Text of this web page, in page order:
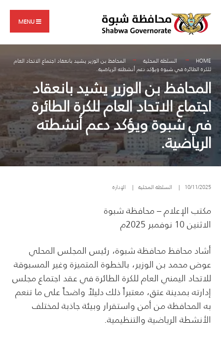
content
MENU
HOME السلطة المحلية
المحافظ بن الوزير يشيد بانعقاد اجتماع الاتحاد العام
للكرة الطائرة في شبوة ويؤكد دعم أنشطته الرياضية.
المحافظ بن الوزير يشيد بانعقاد
اجتماع الاتحاد العام للكرة الطائرة
في شبوة ويؤكد دعم أنشطته
الرياضية.
10/11/2025
| السلطة المحلية | الإدارة
مكتب الإعلام – محافظة شبوة
الاثنين 10 نوفمبر 2025م
أشاد محافظ محافظة شبوة، رئيس المجلس المحلي
عوض محمد بن الوزير، بالخطوة المتميزة وغير المسبوقة
للاتحاد اليمني العام للكرة الطائرة في عقد اجتماع مجلس
إدارته بمدينة عتق، معتبراً ذلك دليلاً واضحاً على ما تنعم
به المحافظة من أمن واستقرار وبيئة جاذبة لمختلف
الأنشطة الرياضية والتنظيمية.
for: